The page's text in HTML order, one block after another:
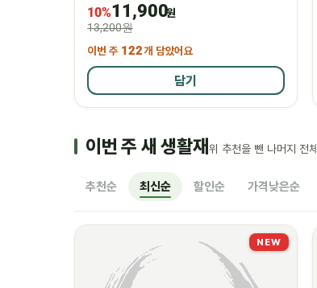
10%11,900원
13,200원
이번 주 122개 담았어요
담기
이번 주 새 생활재 위 추천을 뺀 나머지 전체
추천순 최신순 할인순 가격낮은순
NEW